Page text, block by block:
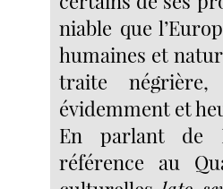
niable que
humaines et
traite
évidemment et
En parlant de
référence au